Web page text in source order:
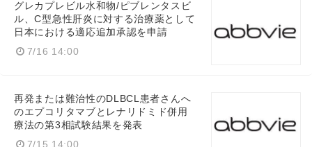
グレカプレビル水和物/ピブレンタスビ
ル、C型急性肝炎に対する治療薬として
日本における適応追加承認を申請
7/16 14:00
再発または難治性のDLBCL患者さんへ
のエプコリタマブとレナリドミド併用
療法の第3相試験結果を発表
7/15 14:00